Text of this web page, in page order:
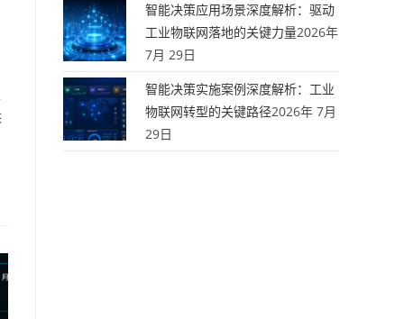
智能决策应用场景深度解析：驱动
工业物联网落地的关键力量2026年
7月 29日
智能决策实施案例深度解析：工业
物联网转型的关键路径2026年 7月
29日